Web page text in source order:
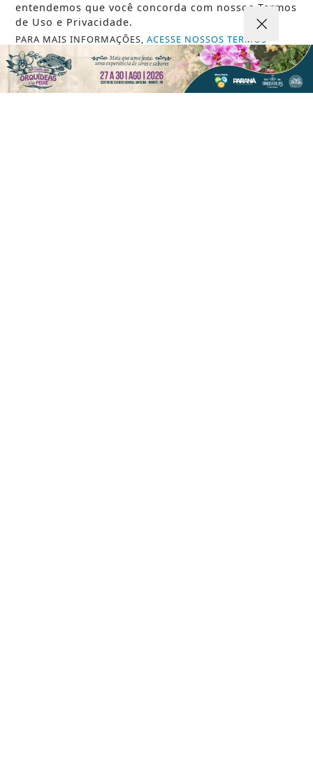
entendemos que você concorda com nossos Termos
de Uso e Privacidade.
PARA MAIS INFORMAÇÕES,ACESSE NOSSOS TERMOS
CLICANDO AQUI
PROSSEGUIR